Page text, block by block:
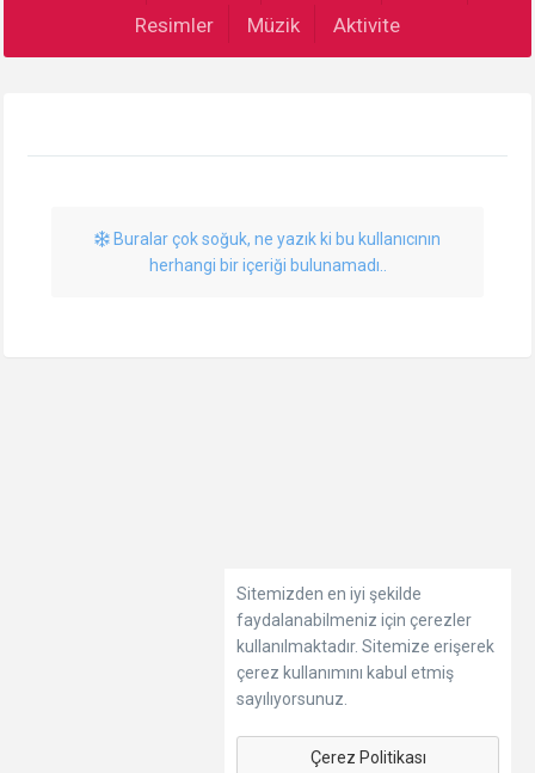
Resimler
Müzik Aktivite
Buralar çok soğuk, ne yazık ki bu kullanıcının
herhangi bir içeriği bulunamadı..
Sitemizden en iyi şekilde
faydalanabilmeniz için çerezler
kullanılmaktadır. Sitemize erişerek
çerez kullanımını kabul etmiş
sayılıyorsunuz.
Çerez Politikası